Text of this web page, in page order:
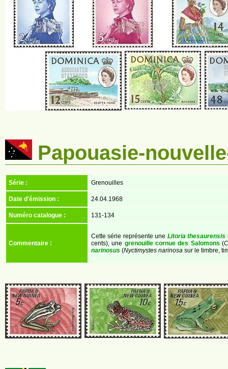
Papouasie-
Série : Grenouilles
Date d'émission : 24.04.1968
Numéro catalogue : 131-134
Commentaire :
Cette série représente une Litoria thesaurensis
cents), une grenouille cornue des Salomons (
narinosus (Nyctimystes narinosa sur le timbre,